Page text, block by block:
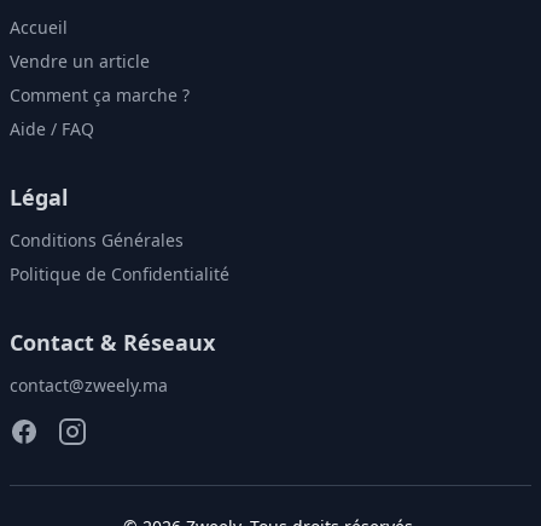
Accueil
Vendre un article
Comment ça marche ?
Aide / FAQ
Légal
Conditions Générales
Politique de Confidentialité
Contact & Réseaux
contact@zweely.ma